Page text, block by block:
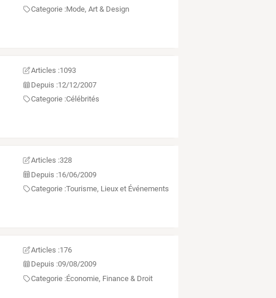
Categorie :Mode, Art & Design
Articles :1093
Depuis :12/12/2007
Categorie :Célébrités
Articles :328
Depuis :16/06/2009
Categorie :Tourisme, Lieux et Événements
Articles :176
Depuis :09/08/2009
Categorie :Économie, Finance & Droit